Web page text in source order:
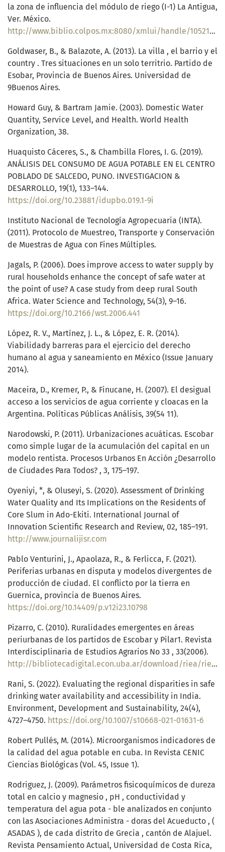
la zona de influencia del módulo de riego (I-1) La Antigua,
Ver. México.
http://www.biblio.colpos.mx:8080/xmlui/handle/10521/429
Goldwaser, B., & Balazote, A. (2013). La villa , el barrio y el
country . Tres situaciones en un solo territrio. Partido de
Esobar, Provincia de Buenos Aires. Universidad de
9Buenos Aires.
Howard Guy, & Bartram Jamie. (2003). Domestic Water
Quantity, Service Level, and Health. World Health
Organization, 38.
Huaquisto Cáceres, S., & Chambilla Flores, I. G. (2019).
ANÁLISIS DEL CONSUMO DE AGUA POTABLE EN EL CENTRO
POBLADO DE SALCEDO, PUNO. INVESTIGACION &
DESARROLLO, 19(1), 133–144.
https://doi.org/10.23881/idupbo.019.1-9i
Instituto Nacional de Tecnología Agropecuaria (INTA).
(2011). Protocolo de Muestreo, Transporte y Conservación
de Muestras de Agua con Fines Múltiples.
Jagals, P. (2006). Does improve access to water supply by
rural households enhance the concept of safe water at
the point of use? A case study from deep rural South
Africa. Water Science and Technology, 54(3), 9–16.
https://doi.org/10.2166/wst.2006.441
López, R. V., Martínez, J. L., & López, E. R. (2014).
Viabilidady barreras para el ejercicio del derecho
humano al agua y saneamiento en México (Issue January
2014).
Maceira, D., Kremer, P., & Finucane, H. (2007). El desigual
acceso a los servicios de agua corriente y cloacas en la
Argentina. Políticas Públicas Análisis, 39(54 11).
Narodowski, P. (2011). Urbanizaciones acuáticas. Escobar
como simple lugar de la acumulación del capital en un
modelo rentista. Procesos Urbanos En Acción ¿Desarrollo
de Ciudades Para Todos? , 3, 175–197.
Oyeniyi, *, & Oluseyi, S. (2020). Assessment of Drinking
Water Quality and Its Implications on the Residents of
Core Slum in Ado-Ekiti. International Journal of
Innovation Scientific Research and Review, 02, 185–191.
http://www.journalijisr.com
Pablo Venturini, J., Apaolaza, R., & Ferlicca, F. (2021).
Periferias urbanas en disputa y modelos divergentes de
producción de ciudad. El conflicto por la tierra en
Guernica, provincia de Buenos Aires.
https://doi.org/10.14409/p.v12i23.10798
Pizarro, C. (2010). Ruralidades emergentes en áreas
periurbanas de los partidos de Escobar y Pilar1. Revista
Interdisciplinaria de Estudios Agrarios No 33 , 33(2006).
http://bibliotecadigital.econ.uba.ar/download/riea/riea_v33_n1_03.pdf
Rani, S. (2022). Evaluating the regional disparities in safe
drinking water availability and accessibility in India.
Environment, Development and Sustainability, 24(4),
4727–4750. https://doi.org/10.1007/s10668-021-01631-6
Robert Pullés, M. (2014). Microorganismos indicadores de
la calidad del agua potable en cuba. In Revista CENIC
Ciencias Biológicas (Vol. 45, Issue 1).
Rodriguez, J. (2009). Parámetros fisicoquímicos de dureza
total en calcio y magnesio , pH , conductividad y
temperatura del agua pota - ble analizados en conjunto
con las Asociaciones Administra - doras del Acueducto , (
ASADAS ), de cada distrito de Grecia , cantón de Alajuel.
Revista Pensamiento Actual, Universidad de Costa Rica,